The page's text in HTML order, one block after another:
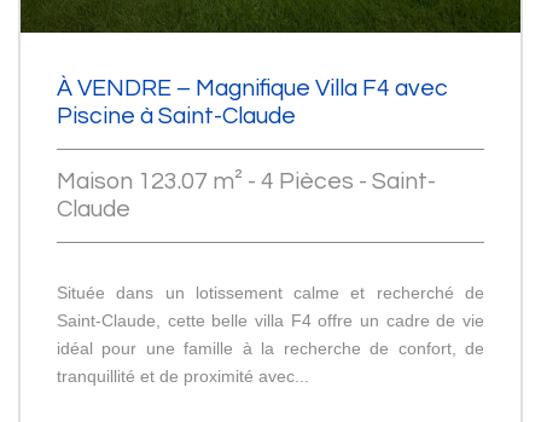
À VENDRE – Magnifique Villa F4 avec
Piscine à Saint-Claude
Maison 123.07 m² - 4 Pièces - Saint-
Claude
Située dans un lotissement calme et recherché de
Saint-Claude, cette belle villa F4 offre un cadre de vie
idéal pour une famille à la recherche de confort, de
tranquillité et de proximité avec...